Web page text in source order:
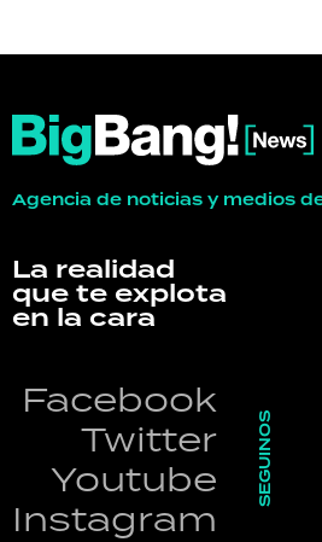
Agencia de noticias y medios
La realidad
que te explota
en la cara
Facebook
Twitter
Youtube
Instagram
SEGUINOS